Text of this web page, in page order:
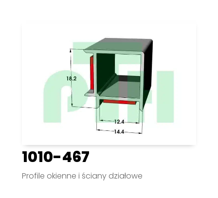
1010-467
Profile okienne i ściany działowe